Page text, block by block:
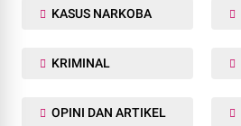
KASUS NARKOBA
KRIMINAL
OPINI DAN ARTIKEL